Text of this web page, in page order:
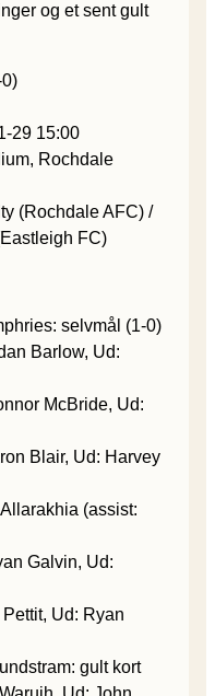
og et sent gult
29 15:00
Rochdale
(Rochdale AFC) /
FC)
selvmål (1-0)
Barlow, Ud:
McBride, Ud:
Blair, Ud: Harvey
(assist:
Galvin, Ud:
Ud: Ryan
gult kort